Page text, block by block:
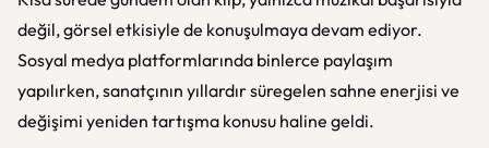
değil, görsel etkisiyle de konuşulmaya devam ediyor.
Sosyal medya platformlarında binlerce paylaşım
yapılırken, sanatçının yıllardır süregelen sahne enerjisi ve
değişimi yeniden tartışma konusu haline geldi.